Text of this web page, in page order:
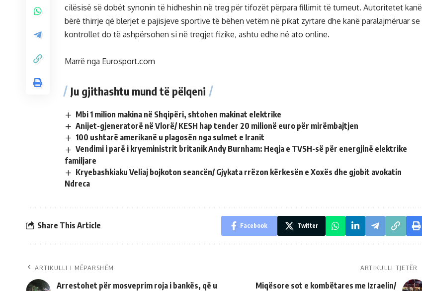
cilësisë së dobët synonin të hidheshin në treg për tifozët përpara fillimit të turneut. Autoritetet kanë
bërë thirrje që blerjet e pajisjeve sportive të bëhen vetëm në pikat zyrtare dhe kanë paralajmëruar se
kontrollet do të ashpërsohen si në tregjet fizike, ashtu edhe në ato online.
Marrë nga Eurosport.com
Ju gjithashtu mund të pëlqeni
Mbi 1 milion makina në Shqipëri, shtohen makinat elektrike
Anijet-gjeneratorë në Vlorë/ KESH hap tender 20 milionë euro për mirëmbajtjen
100 ushtarë amerikanë u plagosën nga sulmet e Iranit
Vendimi i parë i kryeministrit britanik Andy Burnham: Heqja e TVSH-së për energjinë elektrike
familjare
Kryebashkiaku Veliaj bojkoton seancën/ Gjykata rrëzon kërkesën e Xoxës dhe gjobit avokatin
Ndreca
Share This Article Facebook Twitter
ARTIKULLI I MËPARSHËM
Arrestohet për mosveprim roja i bankës, që u
ARTIKULLI TJETËR
Miqësore sot e kombëtares me Izraelin/